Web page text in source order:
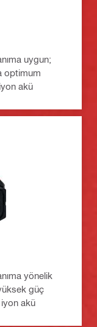
uygun;
optimum
akü
yönelik
güç
iyon akü